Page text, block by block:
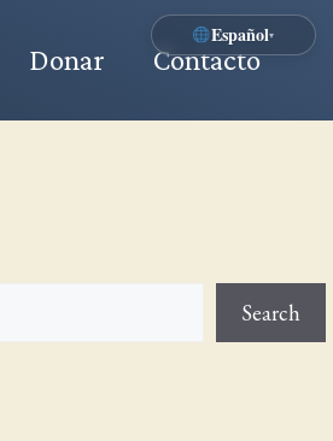
Español▾
Donar Contacto
Search